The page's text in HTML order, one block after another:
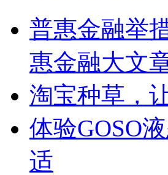
普惠金融举
惠金融大文
淘宝种草，
体验GOSO
适